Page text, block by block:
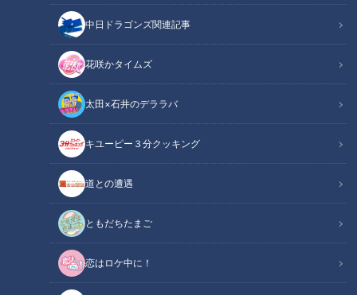
中日ドラゴンズ関連記事
花咲かタイムズ
太田×石井のデララバ
キユーピー３分クッキング
道との遭遇
ともだちたまご
恋はロケ中に！
CBCテレビ『デララバ』
この記事の画像（全5枚）